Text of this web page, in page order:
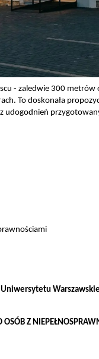
- zaledwie 300 metrów
To doskonała
udogodnień
OSÓB Z